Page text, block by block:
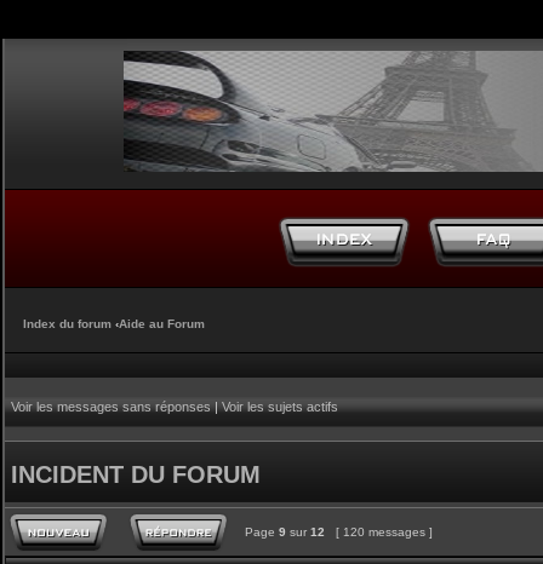
Index du forum ‹Aide au Forum
Voir les messages sans réponses|Voir les sujets actifs
INCIDENT DU FORUM
Page 9 sur 12 [ 120 messages ]